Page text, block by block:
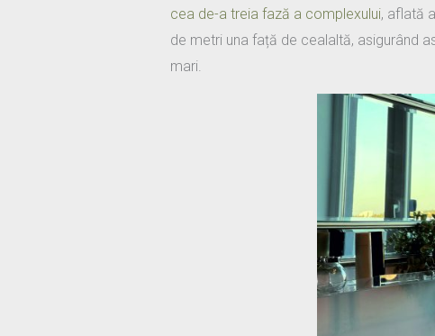
cea de-a treia fază a complexului, aflată
de metri una față de cealaltă, asigurând
mari.